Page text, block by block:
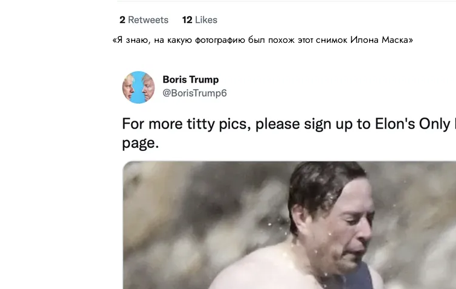
«Я знаю, на какую фотографию был похож этот снимок Илона Маска»